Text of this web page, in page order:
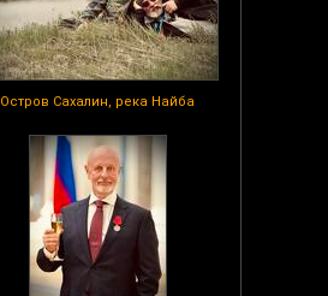
Остров Сахалин, река Найба